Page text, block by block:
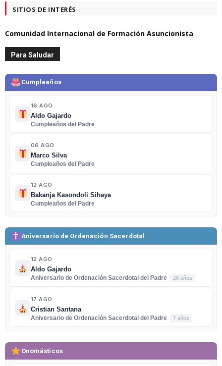
SITIOS DE INTERÉS
Comunidad Internacional de Formación Asuncionista
Para Saludar
Cumpleaños
16 AGO
Aldo Gajardo
Cumpleaños del Padre
06 AGO
Marco Silva
Cumpleaños del Padre
12 AGO
Bakanja Kasondoli Sihaya
Cumpleaños del Padre
Aniversario de Ordenación Sacerdotal
12 AGO
Aldo Gajardo
Aniversario de Ordenación Sacerdotal del Padre
26 años
17 AGO
Cristian Santana
Aniversario de Ordenación Sacerdotal del Padre
7 años
Onomásticos